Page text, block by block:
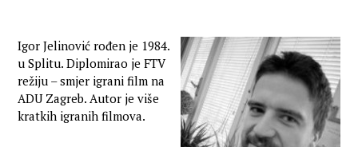
Igor Jelinović rođen je 1984.
u Splitu. Diplomirao je FTV
režiju – smjer igrani film na
ADU Zagreb. Autor je više
kratkih igranih filmova.